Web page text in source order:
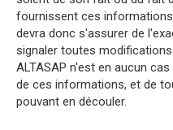
fournissent ces
devra donc s'assurer de
signaler toutes
ALTASAP n'est en aucun
de ces informations, et de
pouvant en découler.